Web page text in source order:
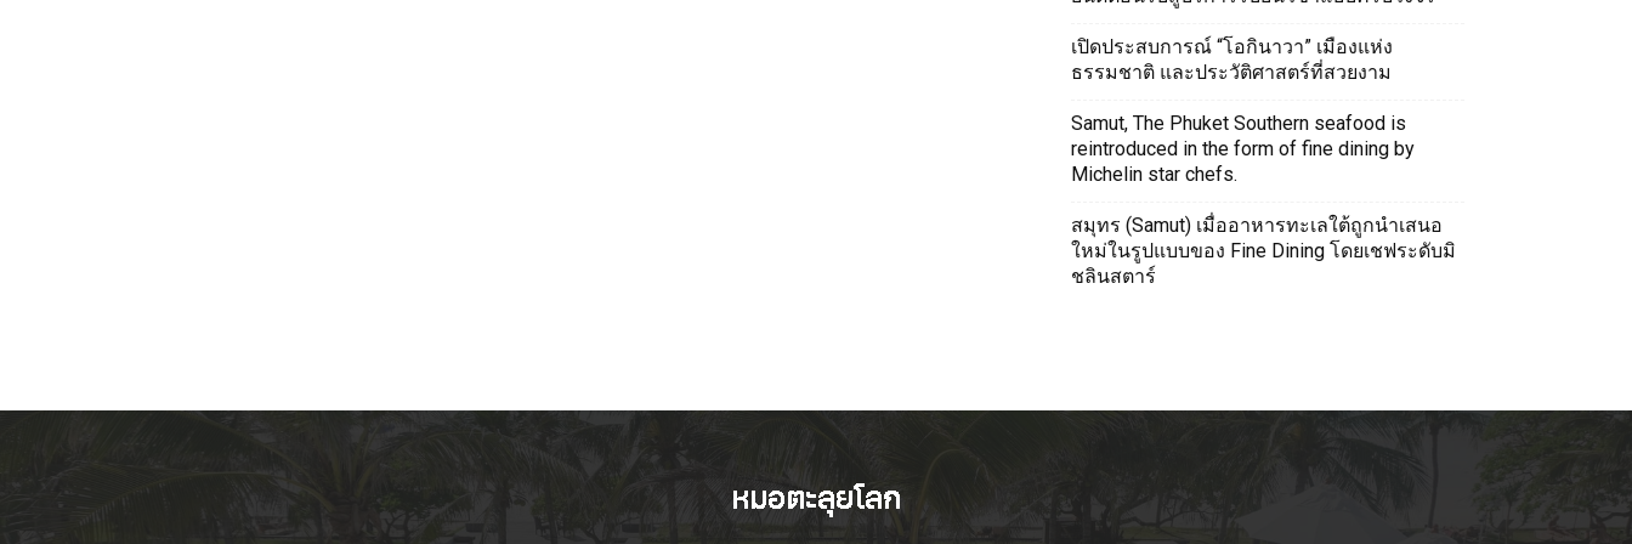
เปิดประสบการณ์ “โอกินาวา” เมืองแห่ง
ธรรมชาติ และประวัติศาสตร์ที่สวยงาม
Samut, The Phuket Southern seafood is
reintroduced in the form of fine dining by
Michelin star chefs.
สมุทร (Samut) เมื่ออาหารทะเลใต้ถูกนำเสนอ
ใหม่ในรูปแบบของ Fine Dining โดยเชฟระดับมิ
ชลินสตาร์